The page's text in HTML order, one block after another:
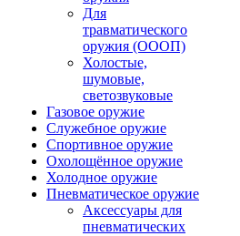
Для
травматического
оружия (ОООП)
Холостые,
шумовые,
светозвуковые
Газовое оружие
Служебное оружие
Спортивное оружие
Охолощённое оружие
Холодное оружие
Пневматическое оружие
Аксессуары для
пневматических